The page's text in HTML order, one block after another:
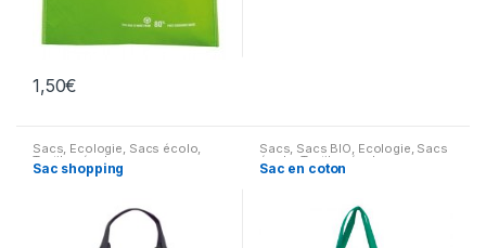
1,50€
Sacs, Ecologie, Sacs écolo,
Textiles écolo
Sac shopping
Sacs, Sacs BIO, Ecologie, Sacs
écolo ,Textiles écolo
Sac en coton